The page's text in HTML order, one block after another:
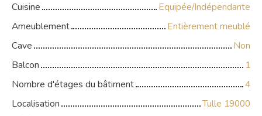
Cuisine
Equipée/Indépendante
Ameublement
Entièrement meublé
Cave
Non
Balcon
1
Nombre d'étages du bâtiment
4
Localisation
Tulle 19000